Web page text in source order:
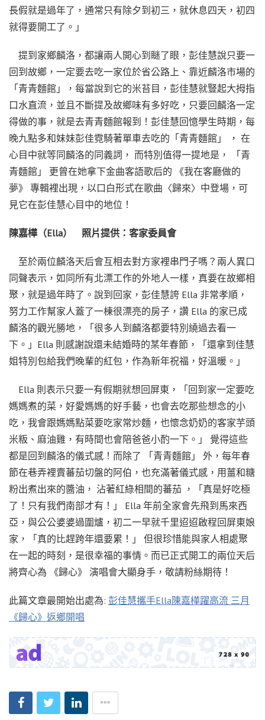
長假就是過年了，通常只有除夕到初三，就休息四天，初四
就得要開工了。」
提到家鄉麟洛，都讓兩人開心到瞇了眼，彭佳慧說只要一
回到故鄉，一定要去吃一家位於省公路上、靠近麟洛市場的
「青青麵館」，每當說到它的米苔目，彭佳慧就豎起大拇指
口水直流，並且不斷提及故鄉味有多好吃，只要回麟洛一定
得做的事，就是去青青麵館報到！彭佳慧回憶學生時期，每
晚九點多和妹妹彭佳霓騎著單車去吃的「青青麵館」 ， 在
心目中就等同麟洛的同義詞， 而特別值得一提地是， 「青
青麵館」 更曾在她拿下金曲客語歌后的 《我在客廳做的
夢》 專輯裡出現，以口白形式在歌曲〈歸來〉中登場，可
見它在彭佳慧心目中的地位！
陳嘉樺（Ella） 照片提供：客家委員會
至於兩位麟洛天后會互相去對方家裡串門子嗎？兩人異口
同聲表示，如同所有北漂工作的外地人一樣，真要在故鄉相
聚，就是過年時了。說到回家，彭佳慧誇 Ella 非常孝順，
努力工作幫家人蓋了一棟很漂亮的房子，讚 Ella 的家已成
麟洛的觀光勝地，「很多人到麟洛都要特別繞過去看一
下。」Ella 則感謝說還未結婚時的某年春節，「還拿到佳慧
姐特別包給我們晚輩的紅包，作為新年祝福，好溫暖。」
Ella 則表示只要一有假期就想回屏東，「回到家一定要吃
媽媽煮的菜，好愛媽媽的好手藝，也會去吃那些想念的小
吃，我會跟媽媽點菜要吃家常炒麵，也懷念奶奶的客家芋頭
米粄、麻油雞，有時間也會陪爸爸小酌一下。」 覺得這些
都是回到麟洛的儀式感！而除了 「青青麵館」 外，每年春
節在巷弄裡賣蕃茄切盤的阿伯，也充滿著儀式感，用薑和糖
粉出煮出來的醬油， 沾著紅綠相間的蕃茄 ，「真是好吃極
了！只有我們南部才有！」 Ella 年前全家會先飛到馬來西
亞，與公公婆婆過圍爐，初二一早就千里迢迢啟程回屏東娘
家，「真的比趕跨年還要累！」 但很珍惜能與家人相處聚
在一起的時刻，是很幸福的事情。而已正式開工的兩位天后
將齊心為 《歸心》 演唱會大顯身手，敬請粉絲期待！
此篇文章最開始出處為: 彭佳慧攜手Ella陳嘉樺躍高流 三月
《歸心》返鄉開唱